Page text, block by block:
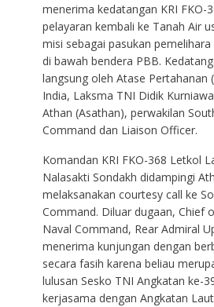
menerima kedatangan KRI FKO-
pelayaran kembali ke Tanah Air
misi sebagai pasukan
di bawah bendera PBB.
langsung oleh Atase Pertahanan
India, Laksma TNI Didik
Athan (Asathan), perwakilan
Command dan Liaison Officer.
Komandan KRI FKO-368 Letkol
Nalasakti Sondakh didampingi
melaksanakan courtesy call ke
Command. Diluar dugaan, Chief
Naval Command, Rear Admiral
menerima kunjungan dengan
secara fasih karena beliau
lulusan Sesko TNI Angkatan ke-
kerjasama dengan Angkatan